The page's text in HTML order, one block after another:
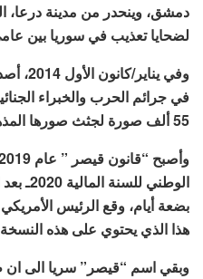
دمشق، وينحدر من مدينة
لضحايا تعذيب في سوريا بين عامي 2011 و
وفي
في جرائم الحرب والخبراء
55 ألف صورة لجثث صورها المذهان وزملاؤه.
الوطني
بضعة أيام، وقع الرئيس
هذا الذي يحتوي على هذه
وبقي اسم “قيصر” سريا الى ان